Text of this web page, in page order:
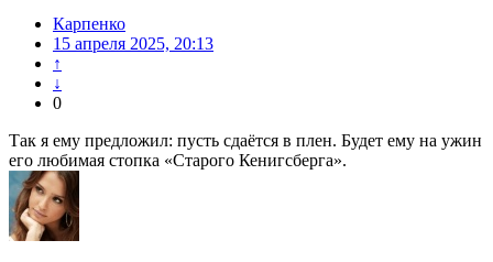
Карпенко
15 апреля 2025, 20:13
↑
↓
0
Так я ему предложил: пусть сдаётся в плен. Будет ему на ужин
его любимая стопка «Старого Кенигсберга».